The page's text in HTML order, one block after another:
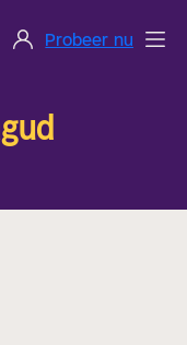
Probeer nu